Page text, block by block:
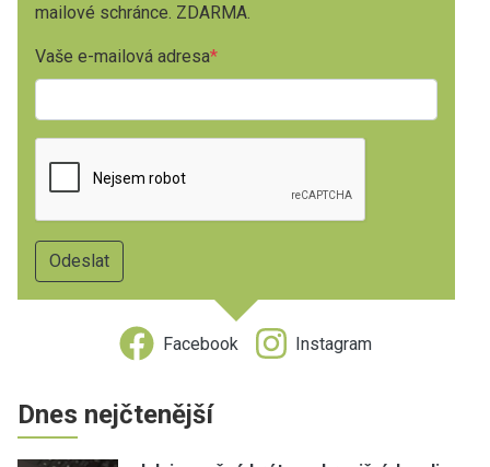
mailové schránce. ZDARMA.
Vaše e-mailová adresa
Facebook Instagram
Dnes nejčtenější